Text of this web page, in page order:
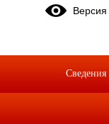
имуществе
Сведения о
Сведения